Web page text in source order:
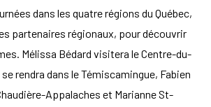
dans les quatre régions du Québec,
partenaires régionaux, pour découvrir
Mélissa Bédard visitera le Centre-du-
rendra dans le Témiscamingue, Fabien
Appalaches et Marianne St-